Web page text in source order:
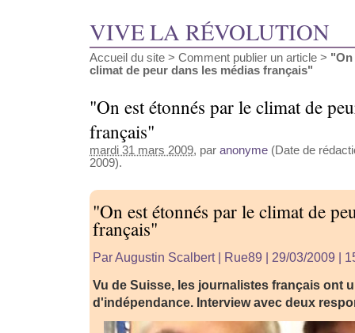
VIVE LA RÉVOLUTION
Accueil du site > Comment publier un article > "On
climat de peur dans les médias français"
"On est étonnés par le climat de
français"
mardi 31 mars 2009, par anonyme (Date de
2009).
"On est étonnés par le climat de
français"
Par Augustin Scalbert | Rue89 | 29/03/2009 |
Vu de Suisse, les journalistes français ont
d'indépendance. Interview avec deux